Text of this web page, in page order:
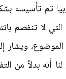
تم
لا تنفصم
ويشار
أنه بدلاً من